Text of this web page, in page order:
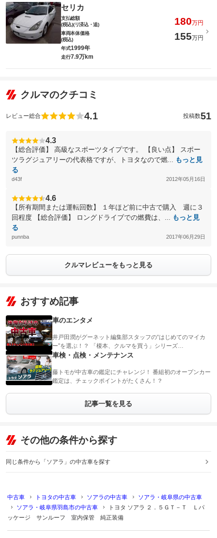
セリカ
支払総額
(税込)(リ済込・追)
180万円
車両本体価格
(税込)
155万円
年式1999年
走行7.9万km
クルマのクチコミ
レビュー総合 4.1 投稿数51
4.3
【総合評価】 高級なスポーツタイプです。 【良い点】 スポー
ツラグジュアリーの代表格ですが、トヨタなので燃...
もっと見
る
d43f 2012年05月16日
4.6
【所有期間または運転回数】 １年ほど前に中古で購入 週に３
回程度 【総合評価】 ロングドライブでの燃費は、...
もっと見
る
punnba 2017年06月29日
クルマレビューをもっと見る
おすすめ記事
車のエンタメ
井戸田潤がグーネット編集部スタッフの“はじめてのマイカ
ー”を選ぶ！？ 「榎本、クルマを買う」シリーズ…
車検・点検・メンテナンス
藤トモが中古車の鑑定にチャレンジ！ 番組初のオープンカー
鑑定は、チェックポイントがたくさん！？
記事一覧を見る
その他の条件から探す
同じ条件から「ソアラ」の中古車を探す
中古車 トヨタの中古車 ソアラの中古車
ソアラ・岐阜県の中古車
ソアラ・岐阜県羽島市の中古車
トヨタ ソアラ ２．５ＧＴ－Ｔ Ｌパ
ッケージ サンルーフ 室内保管 純正装備